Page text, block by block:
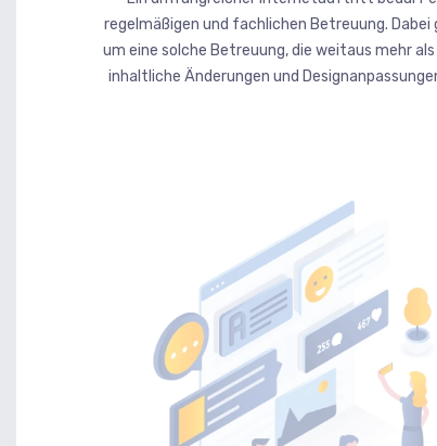
regelmäßigen und fachlichen Betreuung. Dabei
um eine solche Betreuung, die weitaus mehr
inhaltliche Änderungen und